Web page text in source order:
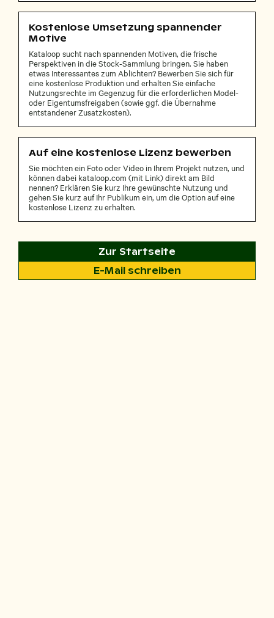
Kostenlose Umsetzung spannender
Motive
Kataloop sucht nach spannenden Motiven, die frische
Perspektiven in die Stock-Sammlung bringen. Sie haben
etwas Interessantes zum Ablichten? Bewerben Sie sich für
eine kostenlose Produktion und erhalten Sie einfache
Nutzungsrechte im Gegenzug für die erforderlichen Model-
oder Eigentumsfreigaben (sowie ggf. die Übernahme
entstandener Zusatzkosten).
Auf eine kostenlose Lizenz bewerben
Sie möchten ein Foto oder Video in Ihrem Projekt nutzen, und
können dabei kataloop.com (mit Link) direkt am Bild
nennen? Erklären Sie kurz Ihre gewünschte Nutzung und
gehen Sie kurz auf Ihr Publikum ein, um die Option auf eine
kostenlose Lizenz zu erhalten.
Zur Startseite
E-Mail schreiben